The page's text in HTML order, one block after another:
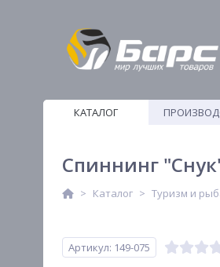
КАТАЛОГ
Спиннинг
Каталог Туризм и
Артикул: 149-075